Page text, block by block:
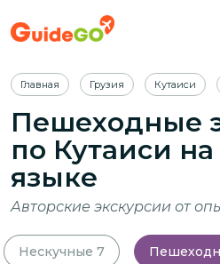
Главная Грузия Кутаиси
Пешеходные
по Кутаиси
языке
Авторские экскурсии от
Нескучные 7